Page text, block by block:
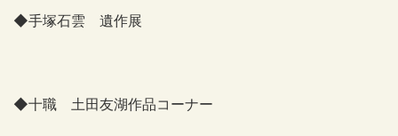
◆手塚石雲 遺作展
◆十職 土田友湖作品コーナー